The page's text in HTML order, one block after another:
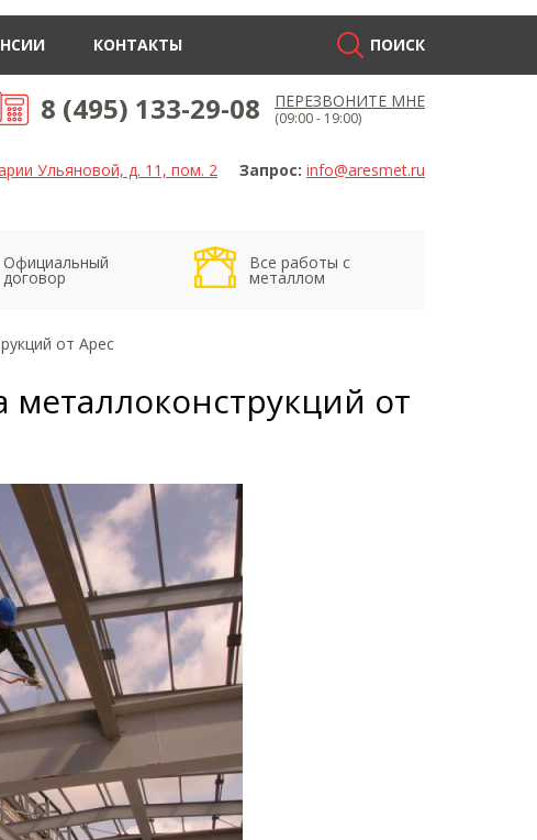
КОНТАКТЫ ПОИСК
8 (495) 133-29-08 ПЕРЕЗВОНИТЕ МНЕ
(09:00 - 19:00)
Ульяновой, д. 11, пом. 2 Запрос: info@aresmet.ru
Официальный
договор
Все работы с
металлом
от Арес
металлоконструкций от